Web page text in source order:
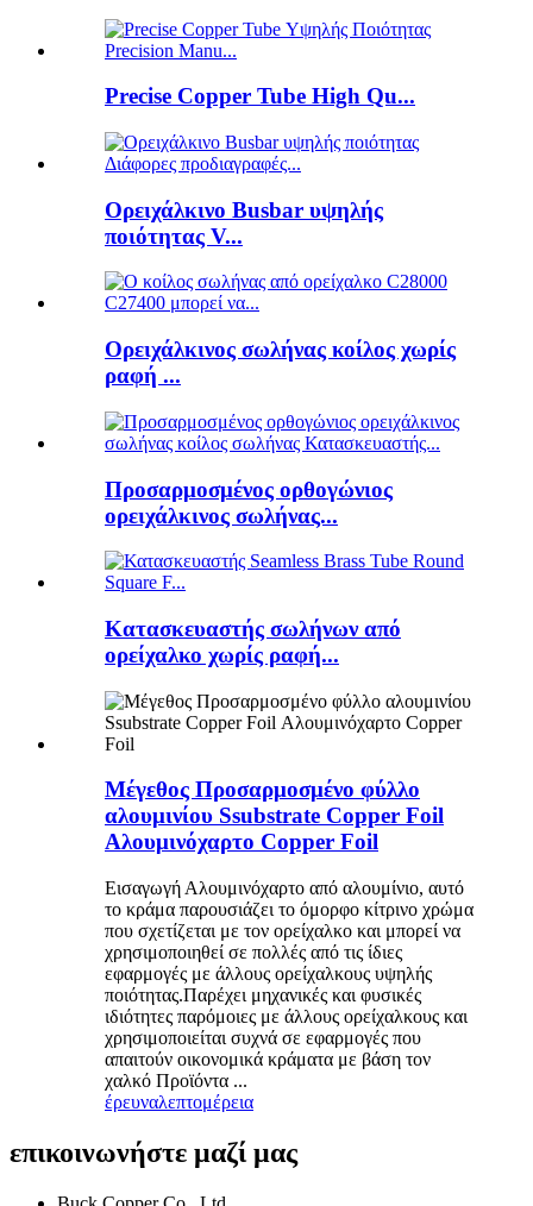
Precise Copper Tube High Qu...
Ορειχάλκινο Busbar υψηλής
ποιότητας V...
Ορειχάλκινος σωλήνας κοίλος χωρίς
ραφή ...
Προσαρμοσμένος ορθογώνιος
ορειχάλκινος σωλήνας...
Κατασκευαστής σωλήνων από
ορείχαλκο χωρίς ραφή...
Μέγεθος Προσαρμοσμένο φύλλο
αλουμινίου Ssubstrate Copper Foil
Αλουμινόχαρτο Copper Foil
Εισαγωγή Αλουμινόχαρτο από αλουμίνιο, αυτό
το κράμα παρουσιάζει το όμορφο κίτρινο χρώμα
που σχετίζεται με τον ορείχαλκο και μπορεί να
χρησιμοποιηθεί σε πολλές από τις ίδιες
εφαρμογές με άλλους ορείχαλκους υψηλής
ποιότητας.Παρέχει μηχανικές και φυσικές
ιδιότητες παρόμοιες με άλλους ορείχαλκους και
χρησιμοποιείται συχνά σε εφαρμογές που
απαιτούν οικονομικά κράματα με βάση τον
χαλκό Προϊόντα ...
έρευναλεπτομέρεια
επικοινωνήστε μαζί μας